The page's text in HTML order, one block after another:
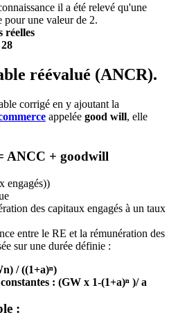
il a été relevé qu'une
pour une valeur de 2.
réelles
réévalué (ANCR).
corrigé en y ajoutant la
appelée good will, elle
ANCC + goodwill
engagés))
des capitaux engagés à un taux
entre le RE et la rémunération des
sur une durée définie :
/ ((1+a)ⁿ)
: (GW x 1-(1+a)ⁿ )/ a
: